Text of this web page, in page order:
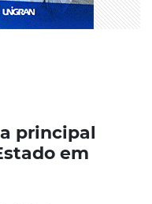
principal
em